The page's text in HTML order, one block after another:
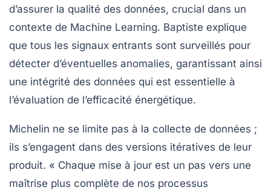
d’assurer la qualité des données, crucial dans un
contexte de Machine Learning. Baptiste explique
que tous les signaux entrants sont surveillés pour
détecter d’éventuelles anomalies, garantissant ainsi
une intégrité des données qui est essentielle à
l’évaluation de l’efficacité énergétique.
Michelin ne se limite pas à la collecte de données ;
ils s’engagent dans des versions itératives de leur
produit. « Chaque mise à jour est un pas vers une
maîtrise plus complète de nos processus